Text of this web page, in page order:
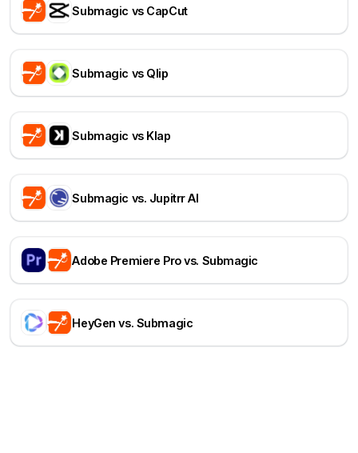
Submagic vs CapCut
Submagic vs Qlip
Submagic vs Klap
Submagic vs. Jupitrr AI
Adobe Premiere Pro vs. Submagic
HeyGen vs. Submagic